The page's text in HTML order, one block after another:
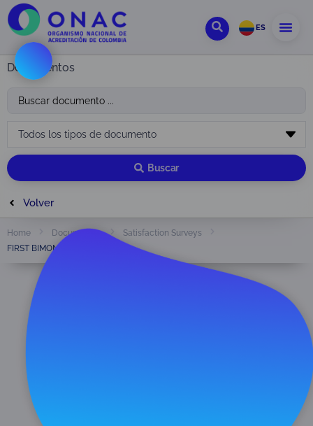
ES
Documentos
Buscar
Volver
Home Documentos
Satisfaction Surveys
FIRST BIMONTHLY REPORT 2020